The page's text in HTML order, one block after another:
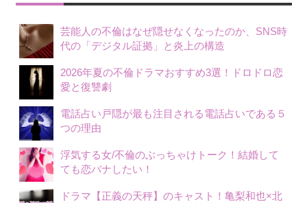
芸能人の不倫はなぜ隠せなくなったのか、SNS時
代の「デジタル証拠」と炎上の構造
2026年夏の不倫ドラマおすすめ3選！ドロドロ恋
愛と復讐劇
電話占い戸隠が最も注目される電話占いである５
つの理由
浮気する女/不倫のぶっちゃけトーク！結婚して
ても恋バナしたい！
ドラマ【正義の天秤】のキャスト！亀梨和也×北